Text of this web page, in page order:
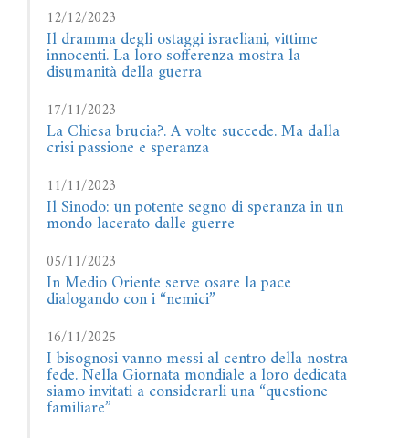
12/12/2023
Il dramma degli ostaggi israeliani, vittime
innocenti. La loro sofferenza mostra la
disumanità della guerra
17/11/2023
La Chiesa brucia?. A volte succede. Ma dalla
crisi passione e speranza
11/11/2023
Il Sinodo: un potente segno di speranza in un
mondo lacerato dalle guerre
05/11/2023
In Medio Oriente serve osare la pace
dialogando con i “nemici”
16/11/2025
I bisognosi vanno messi al centro della nostra
fede. Nella Giornata mondiale a loro dedicata
siamo invitati a considerarli una “questione
familiare”